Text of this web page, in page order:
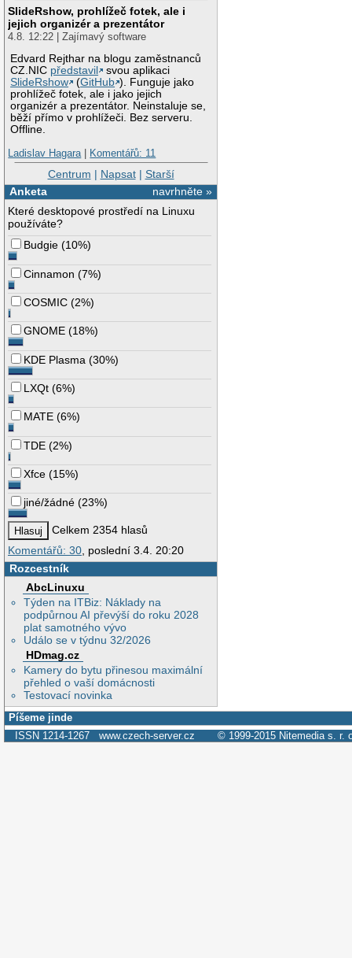
SlideRshow, prohlížeč fotek, ale i
jejich organizér a prezentátor
4.8. 12:22 | Zajímavý software
Edvard Rejthar na blogu zaměstnanců
CZ.NIC představil
svou aplikaci
SlideRshow
(GitHub ). Funguje jako
prohlížeč fotek, ale i jako jejich
organizér a prezentátor. Neinstaluje se,
běží přímo v prohlížeči. Bez serveru.
Offline.
Ladislav Hagara| Komentářů: 11
Centrum | Napsat| Starší
navrhněte »
Anketa
Které desktopové prostředí na Linuxu
používáte?
Budgie (10%)
Cinnamon (7%)
COSMIC (2%)
GNOME (18%)
KDE Plasma (30%)
LXQt (6%)
MATE (6%)
TDE (2%)
Xfce (15%)
jiné/žádné (23%)
Celkem 2354 hlasů
Komentářů: 30 , poslední 3.4. 20:20
Rozcestník
AbcLinuxu
Týden na ITBiz: Náklady na
podpůrnou AI převýší do roku 2028
plat samotného vývo
Událo se v týdnu 32/2026
HDmag.cz
Kamery do bytu přinesou maximální
přehled o vaší domácnosti
Testovací novinka
Píšeme jinde
ISSN 1214-1267 www.czech-server.cz © 1999-2015 Nitemedia s. r.